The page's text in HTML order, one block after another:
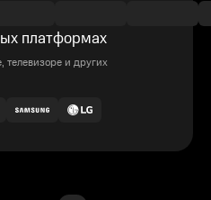
платформах
телевизоре и других